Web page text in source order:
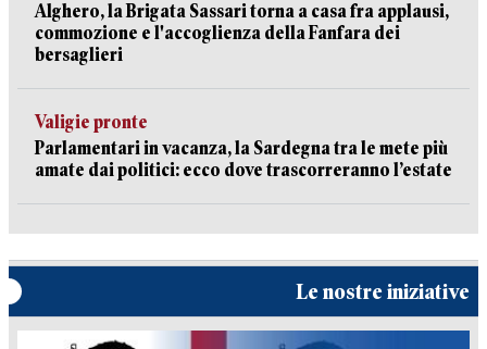
Alghero, la Brigata Sassari torna a casa fra applausi,
commozione e l'accoglienza della Fanfara dei
bersaglieri
Valigie pronte
Parlamentari in vacanza, la Sardegna tra le mete più
amate dai politici: ecco dove trascorreranno l’estate
Le nostre iniziative